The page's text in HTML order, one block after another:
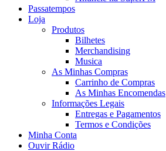
Passatempos
Loja
Produtos
Bilhetes
Merchandising
Musica
As Minhas Compras
Carrinho de Compras
As Minhas Encomendas
Informações Legais
Entregas e Pagamentos
Termos e Condições
Minha Conta
Ouvir Rádio